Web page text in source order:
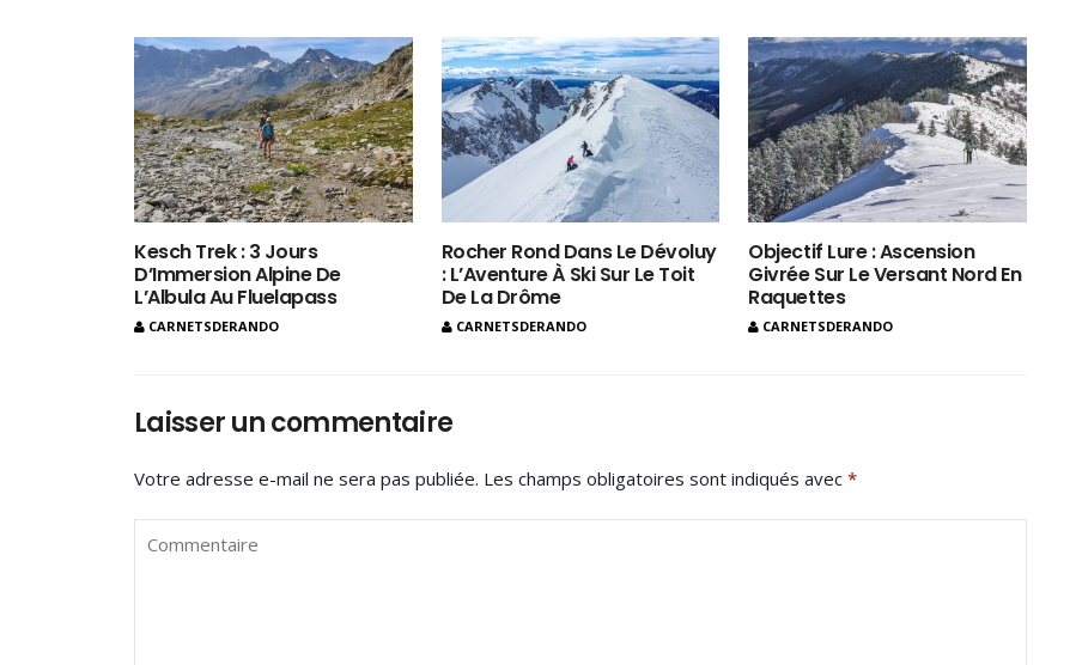
Kesch Trek : 3 Jours
D’Immersion Alpine De
L’Albula Au Fluelapass
CARNETSDERANDO
Rocher Rond Dans Le Dévoluy
: L’Aventure À Ski Sur Le Toit
De La Drôme
CARNETSDERANDO
Objectif Lure : Ascension
Givrée Sur Le Versant Nord En
Raquettes
CARNETSDERANDO
Laisser un commentaire
Votre adresse e-mail ne sera pas publiée. Les champs obligatoires sont indiqués avec *